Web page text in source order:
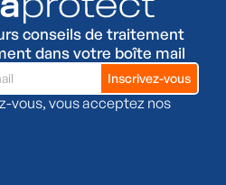
conseils de traitement
dans votre boîte mail
vous, vous acceptez nos